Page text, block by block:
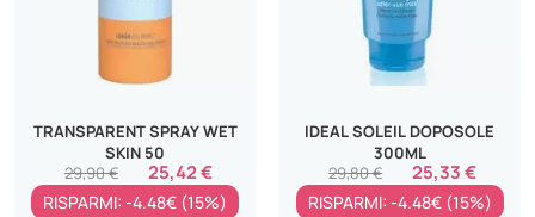
TRANSPARENT SPRAY WET
SKIN 50
25,42 €
29,90 €
RISPARMI: -4.48€ (15%)
IDEAL SOLEIL DOPOSOLE
300ML
25,33 €
29,80 €
RISPARMI: -4.48€ (15%)